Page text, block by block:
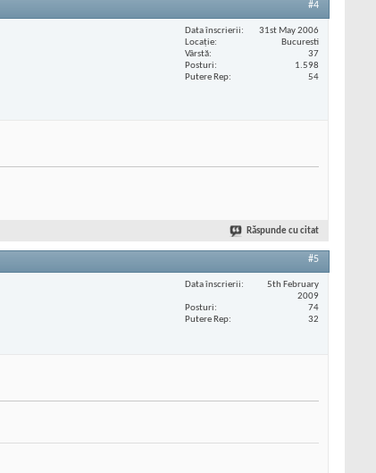
#4
Data înscrierii
31st May 2006
Locaţie
Bucuresti
Vârstă
37
Posturi
1.598
Putere Rep
54
Răspunde cu citat
#5
Data înscrierii
5th February
2009
Posturi
74
Putere Rep
32